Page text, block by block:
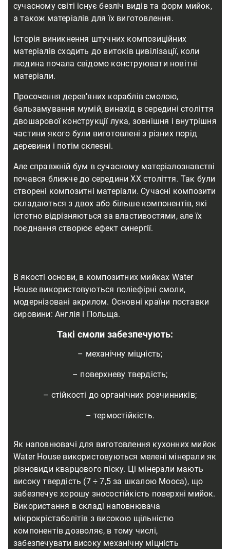
сучасному світі існує безліч видів та форм мийок,
а також матеріалів для їх виготовлення.
Історія виникнення штучних композиційних
матеріалів сходить до витоків цивілізації, коли
людина почала свідомо конструювати новітні
матеріали.
Просочення дерев’яних кораблів смолою,
бальзамування мумій, винахід в середині століття
двошарової конструкції лука, зовнішня і внутрішня
частини якого були виготовлені з різних порід
деревини і потім склеєні.
Але справжній бум в сучасному матеріалознавстві
почався ближче до середини ХХ століття. Так були
створені композитні матеріали. Сучасні композити
складаються з двох або більше компонентів, які
істотно відрізняються за властивостями, але їх
поєднання створює ефект синергії.
В якості основи, в композитних мийках Water
House використовуються поліефірні смоли,
модернізовані акрилом. Основні країни поставки
сировини: Англія і Польща.
Такі смоли забезпечують:
– механічну міцність;
– поверхневу твердість;
– стійкості до органічних розчинників;
– термостійкість.
Як наповнювачі для виготовлення кухонних мийок
Water House використовуються мелені мінерали як
різновиди кварцового піску. Ці мінерали мають
високу твердість (7 ÷ 7,5 за шкалою Мооса), що
забезпечує хорошу зносостійкість поверхні мийок.
Використання в складі наповнювача
мікрокрістаболітів з високою щільністю
компонентів дозволяє, в тому числі,
забезпечувати високу механічну міцність